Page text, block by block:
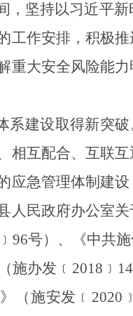
，坚持以习近平
工作安排，积极
重大安全风险能
系建设取得新突
相互配合、互联
应急管理体制建
人民政府办公室
﹞ 96号）、《中共
施办发﹝ 2018 ﹞
（施安发﹝ 2020